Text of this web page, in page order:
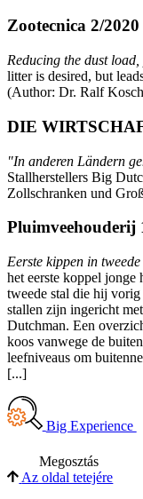
Zootecnica 2/2020
Reducing the dust
litter is desired, but
(Author: Dr. Ralf
DIE
"In anderen Ländern
Stallherstellers Big
Zollschranken und
Pluimveehouderij
Eerste kippen in
het eerste koppel jonge
tweede stal die hij
stallen zijn ingericht
Dutchman. Een
koos vanwege de
leefniveaus om
[...]
Big Experience
Megosztás
Az oldal tetejére